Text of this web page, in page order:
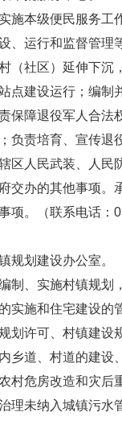
施本级便民服务工
、运行和监督管理
（社区）延伸下沉
点建设运行；编制
保障退役军人合法
负责培育、宣传退
区人民武装、人民
交办的其他事项。
项。（联系电话：
规划建设办公室。
制、实施村镇规划
实施和住宅建设的
划许可、村镇建设
乡道、村道的建设
村危房改造和灾后
理未纳入城镇污水